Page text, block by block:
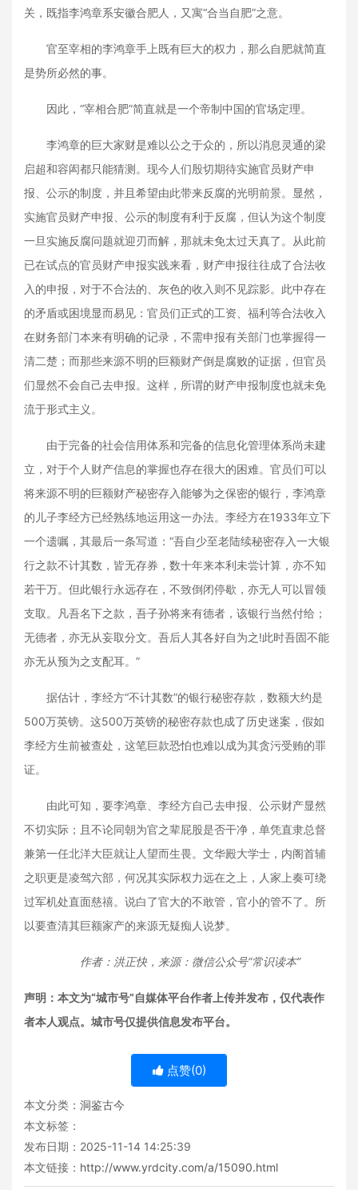
关，既指李鸿章系安徽合肥人，又寓“合当自肥”之意。
官至宰相的李鸿章手上既有巨大的权力，那么自肥就简直
是势所必然的事。
因此，“宰相合肥”简直就是一个帝制中国的官场定理。
李鸿章的巨大家财是难以公之于众的，所以消息灵通的梁
启超和容闳都只能猜测。现今人们殷切期待实施官员财产申
报、公示的制度，并且希望由此带来反腐的光明前景。显然，
实施官员财产申报、公示的制度有利于反腐，但认为这个制度
一旦实施反腐问题就迎刃而解，那就未免太过天真了。从此前
已在试点的官员财产申报实践来看，财产申报往往成了合法收
入的申报，对于不合法的、灰色的收入则不见踪影。此中存在
的矛盾或困境显而易见：官员们正式的工资、福利等合法收入
在财务部门本来有明确的记录，不需申报有关部门也掌握得一
清二楚；而那些来源不明的巨额财产倒是腐败的证据，但官员
们显然不会自己去申报。这样，所谓的财产申报制度也就未免
流于形式主义。
由于完备的社会信用体系和完备的信息化管理体系尚未建
立，对于个人财产信息的掌握也存在很大的困难。官员们可以
将来源不明的巨额财产秘密存入能够为之保密的银行，李鸿章
的儿子李经方已经熟练地运用这一办法。李经方在1933年立下
一个遗嘱，其最后一条写道：“吾自少至老陆续秘密存入一大银
行之款不计其数，皆无存券，数十年来本利未尝计算，亦不知
若干万。但此银行永远存在，不致倒闭停歇，亦无人可以冒领
支取。凡吾名下之款，吾子孙将来有德者，该银行当然付给；
无德者，亦无从妄取分文。吾后人其各好自为之!此时吾固不能
亦无从预为之支配耳。”
据估计，李经方“不计其数”的银行秘密存款，数额大约是
500万英镑。这500万英镑的秘密存款也成了历史迷案，假如
李经方生前被查处，这笔巨款恐怕也难以成为其贪污受贿的罪
证。
由此可知，要李鸿章、李经方自己去申报、公示财产显然
不切实际；且不论同朝为官之辈屁股是否干净，单凭直隶总督
兼第一任北洋大臣就让人望而生畏。文华殿大学士，内阁首辅
之职更是凌驾六部，何况其实际权力远在之上，人家上奏可绕
过军机处直面慈禧。说白了官大的不敢管，官小的管不了。所
以要查清其巨额家产的来源无疑痴人说梦。
作者：洪正快，来源：微信公众号“常识读本”
声明：本文为“城市号”自媒体平台作者上传并发布，仅代表作
者本人观点。城市号仅提供信息发布平台。
点赞(0)
本文分类： 洞鉴古今
本文标签：
发布日期：2025-11-14 14:25:39
本文链接： http://www.yrdcity.com/a/15090.html